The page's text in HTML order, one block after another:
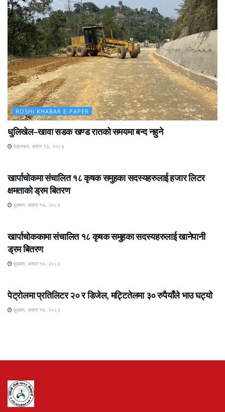
ROSHI KHABAR E-PAPER
धुलिखेल–खावा सडक खण्ड रातको समयमा बन्द नहुने
मङ्लबार, असार २३, २०८३
खार्पाचोकमा संचालित १८ कृषक समुहका सदस्यहरुलाई हजार लिटर
क्षमताको ड्रम बितरण
बुधबार, असार १७, २०८३
खार्पाचोककामा संचालित १८ कृषक समुहका सदस्यहरुलाई खानेपानी
ड्रम बितरण
बुधबार, असार १७, २०८३
पेट्रोलमा प्रतिलिटर २० र डिजेल, मट्टितेलमा ३० रुपैयाँले भाउ घट्यो
बुधबार, असार १७, २०८३